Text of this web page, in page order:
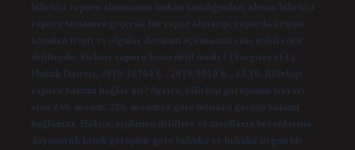
bilirkişi raporu alınmasına imkân tanıdığından, alınan bilirkişi
raporu tamamen geçersiz bir rapor olmayıp, raporda ortaya
konulan tespit ve olgular davanın açılmasına esas teşkil eden
delillerdir. Doktor raporu kesin delil midir? (Yargıtay (13.)
Hukuk Dairesi, 2016/10764 E., 2019/9910 K., 15.10. Bilirkişi
raporu hakimi bağlar mı? Ayrıca, bilirkişi görüşünün tekrarı
olan 240. madde. 286. maddeye göre bilirkişi görüşü hâkimi
bağlamaz. Hâkim, toplanan delillere ve tarafların beyanlarına
dayanarak kendi görüşüne göre hukuka ve hukuka uygun bir